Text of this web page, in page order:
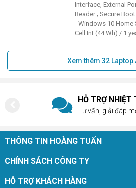
Interface, External
Reader ; Secure
- Windows 10 Home
Cell Int (44 Wh) / 1
Xem thêm 32Laptop
HỖ TRỢ NHIỆT
Tư vấn, giải đáp
THÔNG TIN HOÀNG TUẤN
CHÍNH SÁCH CÔNG TY
HỖ TRỢ KHÁCH HÀNG